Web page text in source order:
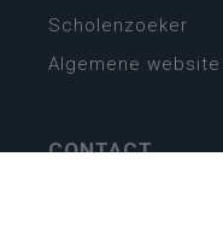
Scholenzoeker
Algemene website
CONTACT